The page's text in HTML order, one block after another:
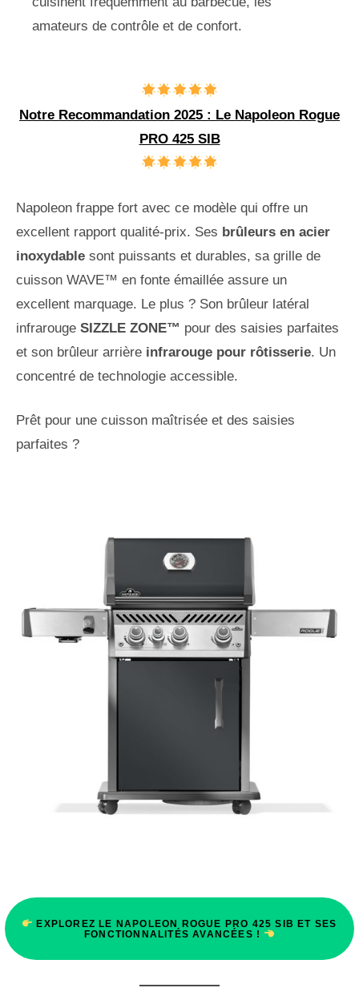
amateurs de contrôle et de confort.
Notre Recommandation 2025 : Le Napoleon Rogue
PRO 425 SIB
Napoleon frappe fort avec ce modèle qui offre un
excellent rapport qualité-prix. Ses brûleurs en acier
inoxydable sont puissants et durables, sa grille de
cuisson WAVE™ en fonte émaillée assure un
excellent marquage. Le plus ? Son brûleur latéral
infrarouge SIZZLE ZONE™ pour des saisies parfaites
et son brûleur arrière infrarouge pour rôtisserie. Un
concentré de technologie accessible.
Prêt pour une cuisson maîtrisée et des saisies
parfaites ?
EXPLOREZ LE NAPOLEON ROGUE PRO 425 SIB ET SES
FONCTIONNALITÉS AVANCÉES !